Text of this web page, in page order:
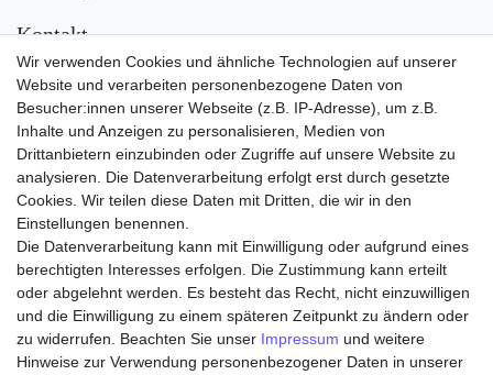
Wir verwenden Cookies und ähnliche Technologien auf unserer
Website und verarbeiten personenbezogene Daten von
Besucher:innen unserer Webseite (z.B. IP-Adresse), um z.B.
Inhalte und Anzeigen zu personalisieren, Medien von
Drittanbietern einzubinden oder Zugriffe auf unsere Website zu
analysieren. Die Datenverarbeitung erfolgt erst durch gesetzte
Cookies. Wir teilen diese Daten mit Dritten, die wir in den
Einstellungen benennen.
Die Datenverarbeitung kann mit Einwilligung oder aufgrund eines
berechtigten Interesses erfolgen. Die Zustimmung kann erteilt
oder abgelehnt werden. Es besteht das Recht, nicht einzuwilligen
und die Einwilligung zu einem späteren Zeitpunkt zu ändern oder
zu widerrufen. Beachten Sie unser Impressum und weitere
Hinweise zur Verwendung personenbezogener Daten in unserer
Kontakt
Versand
Zahlungsarten